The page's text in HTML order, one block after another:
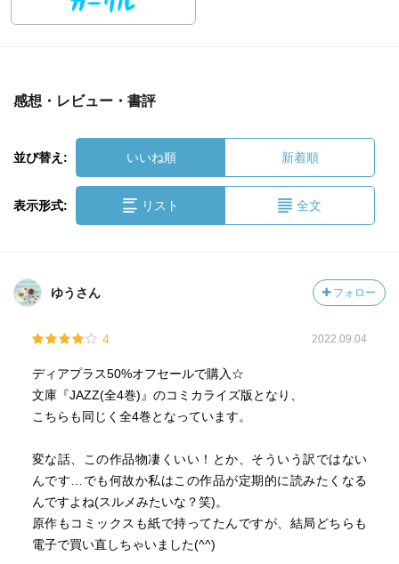
感想・レビュー・書評
並び替え: いいね順 新着順
表示形式: リスト 全文
ゆうさん フォロー
4 2022.09.04
ディアプラス50%オフセールで購入☆
文庫『JAZZ(全4巻)』のコミカライズ版となり、
こちらも同じく全4巻となっています。
変な話、この作品物凄くいい！とか、そういう訳ではない
んです…でも何故か私はこの作品が定期的に読みたくなる
んですよね(スルメみたいな？笑)。
原作もコミックスも紙で持ってたんですが、結局どちらも
電子で買い直しちゃいました(^^)